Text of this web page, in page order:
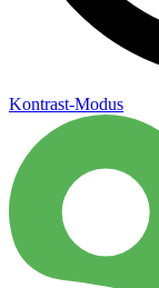
Kontrast-Modus